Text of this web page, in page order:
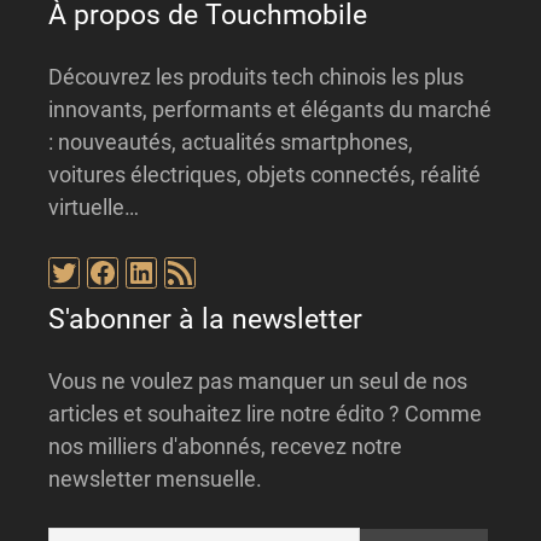
À propos de Touchmobile
Découvrez les produits tech chinois les plus
innovants, performants et élégants du marché
: nouveautés, actualités smartphones,
voitures électriques, objets connectés, réalité
virtuelle…
Twitter
Facebook
LinkedIn
Flux RSS
S'abonner à la newsletter
Vous ne voulez pas manquer un seul de nos
articles et souhaitez lire notre édito ? Comme
nos milliers d'abonnés, recevez notre
newsletter mensuelle.